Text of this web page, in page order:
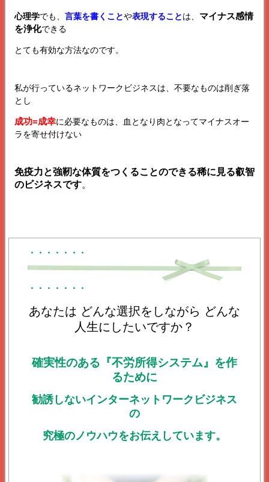
心理学でも、 言葉を書くことや表現することは、 マイナス感情
を浄化できる
とても有効な方法なのです。
私が行っているネットワークビジネスは、不要なものは削ぎ落
とし
成功=成幸に必要なものは、血となり肉となってマイナスオー
ラを寄せ付けない
免疫力と強靭な体質をつくることのできる稀に見る叡智
のビジネスです。
・・・・・・・
・・・・・・・
あなたは どんな選択をしながら どんな
人生にしたいですか？
確実性のある『不労所得システム』を作
るために
勧誘しないインターネットワークビジネス
の
究極のノウハウをお伝えしています。